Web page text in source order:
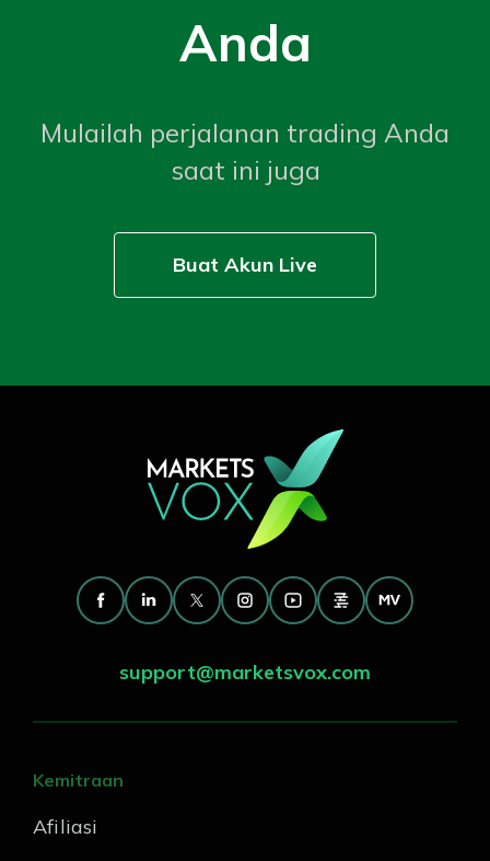
Anda
Mulailah perjalanan trading Anda
saat ini juga
Buat Akun Live
support@marketsvox.com
Kemitraan
Afiliasi